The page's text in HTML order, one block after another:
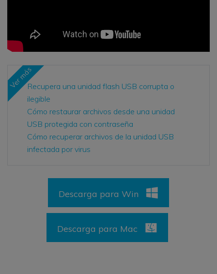
Ver másRecupera una unidad flash USB corrupta o
ilegible
Cómo restaurar archivos desde una unidad
USB protegida con contraseña
Cómo recuperar archivos de la unidad USB
infectada por virus
Descarga para Win
Descarga para Mac